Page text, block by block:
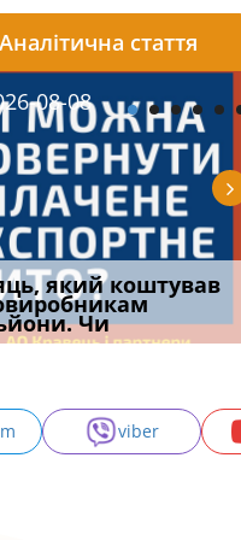
06
встановив для
шкоди
Аналітична стаття
08-08
який коштував
Чи
2026-05-25
ТЦК при зміні
проживання:
судов
viber